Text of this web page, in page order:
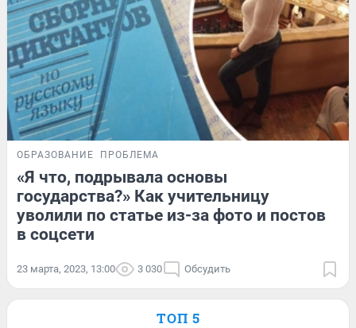
ОБРАЗОВАНИЕ ПРОБЛЕМА
«Я что, подрывала основы
государства?» Как учительницу
уволили по статье из-за фото и постов
в соцсети
23 марта, 2023, 13:00 3 030 Обсудить
ТОП 5